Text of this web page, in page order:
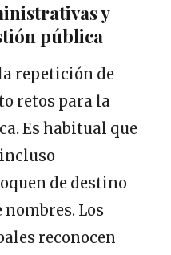
y
pública
repetición de
retos para la
Es habitual que
de destino
Los
reconocen